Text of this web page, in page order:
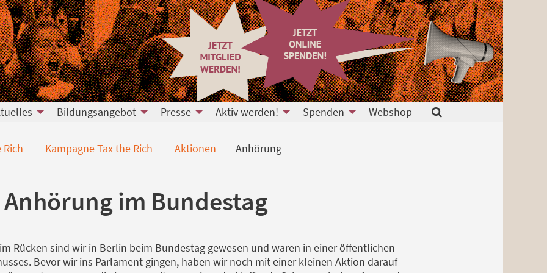
Bildungsangebot Presse Aktiv werden! Spenden Webshop
Rich Kampagne Tax the Rich Aktionen Anhörung
im Bundestag
Rücken sind wir in Berlin beim Bundestag gewesen und waren in einer öffentlichen
Bevor wir ins Parlament gingen, haben wir noch mit einer kleinen Aktion darauf